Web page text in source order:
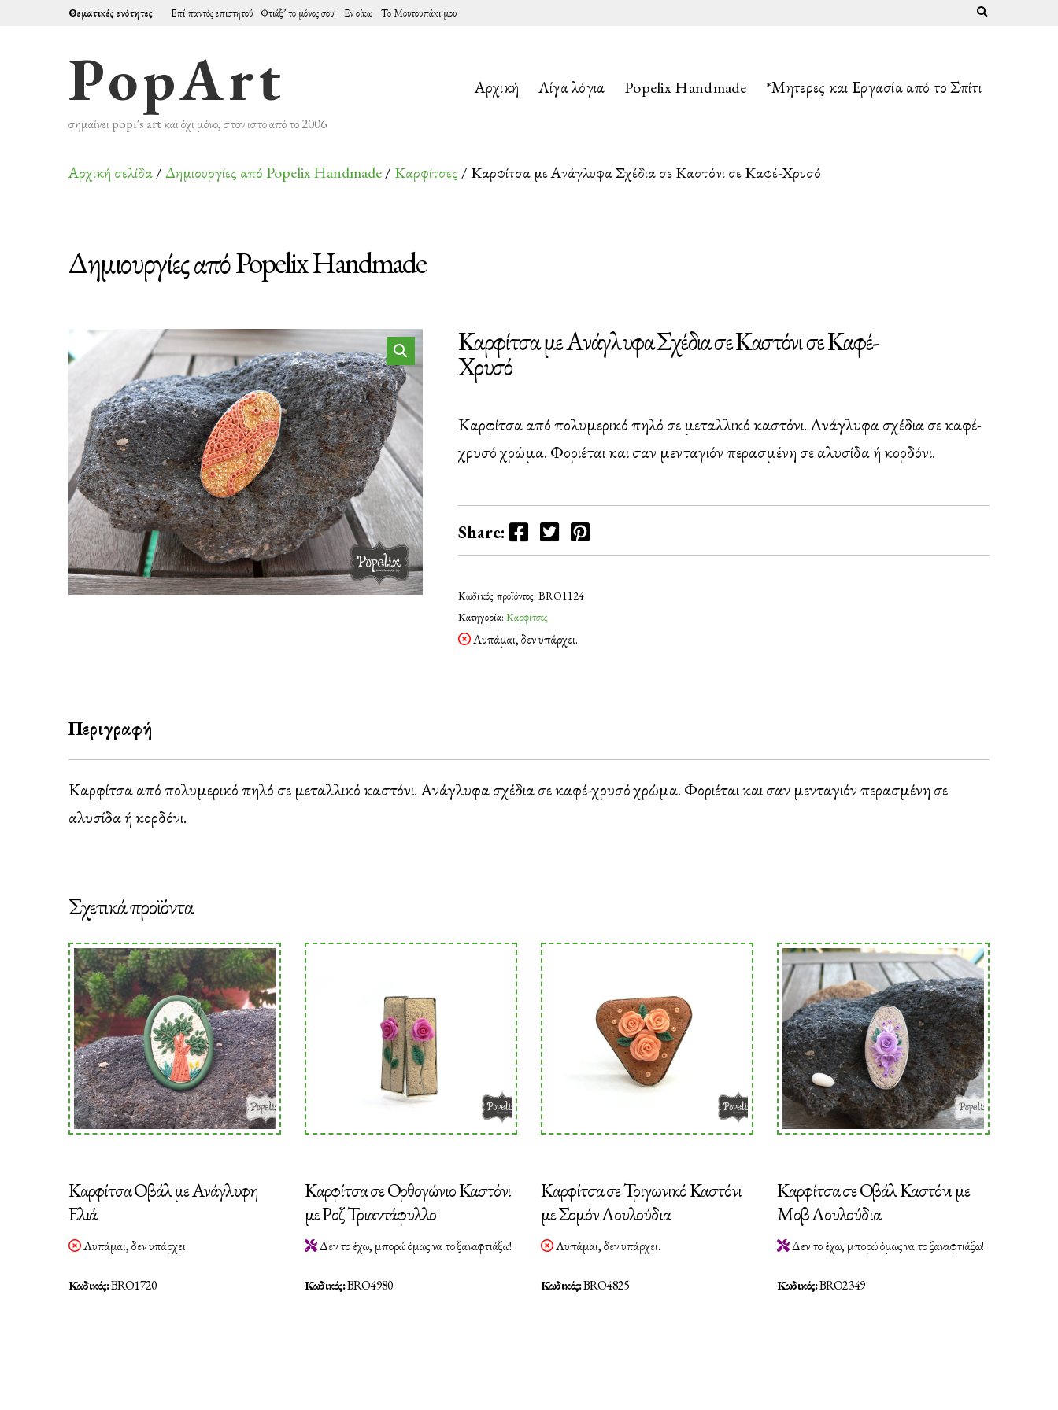
Θεματικές ενότητες: Επί παντός επιστητού Φτιάξ’ το μόνος σου! Εν οίκω Το Μουτουπάκι μου Expand search
PopArt
σημαίνει popi's art και όχι μόνο, στον ιστό από το 2006
Αρχική Λίγα λόγια Popelix Handmade *Μητερες και Εργασία από το Σπίτι
Αρχική σελίδα/Δημιουργίες από Popelix Handmade/Καρφίτσες / Καρφίτσα με Ανάγλυφα Σχέδια σε Καστόνι σε Καφέ-Χρυσό
Δημιουργίες από Popelix Handmade
Καρφίτσα με Ανάγλυφα Σχέδια σε Καστόνι σε Καφέ-
Χρυσό
Καρφίτσα από πολυμερικό πηλό σε μεταλλικό καστόνι. Ανάγλυφα σχέδια σε καφέ-
χρυσό χρώμα. Φοριέται και σαν μενταγιόν περασμένη σε αλυσίδα ή κορδόνι.
Share: Facebook
TwitterPinterest
Κωδικός προϊόντος: BRO1124
Κατηγορία: Καρφίτσες
Λυπάμαι, δεν υπάρχει.
Περιγραφή
Καρφίτσα από πολυμερικό πηλό σε μεταλλικό καστόνι. Ανάγλυφα σχέδια σε καφέ-χρυσό χρώμα. Φοριέται και σαν μενταγιόν περασμένη σε
αλυσίδα ή κορδόνι.
Σχετικά προϊόντα
Καρφίτσα Οβάλ με Ανάγλυφη
Ελιά
Λυπάμαι, δεν υπάρχει.
Κωδικός:BRO1720
Καρφίτσα σε Ορθογώνιο Καστόνι
με Ροζ Τριαντάφυλλο
Δεν το έχω, μπορώ όμως να το ξαναφτιάξω!
Κωδικός:BRO4980
Καρφίτσα σε Τριγωνικό Καστόνι
με Σομόν Λουλούδια
Λυπάμαι, δεν υπάρχει.
Κωδικός:BRO4825
Καρφίτσα σε Οβάλ Καστόνι με
Μοβ Λουλούδια
Δεν το έχω, μπορώ όμως να το ξαναφτιάξω!
Κωδικός:BRO2349